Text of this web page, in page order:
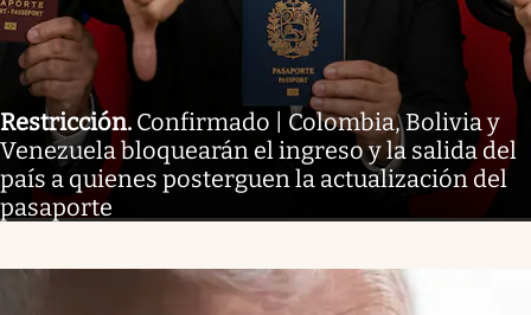
Restricción. Confirmado | Colombia, Bolivia y
Venezuela bloquearán el ingreso y la salida del
país a quienes posterguen la actualización del
pasaporte